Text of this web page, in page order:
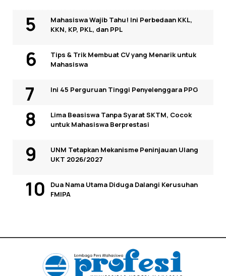
Mahasiswa Wajib Tahu! Ini Perbedaan KKL,
KKN, KP, PKL, dan PPL
Tips & Trik Membuat CV yang Menarik untuk
Mahasiswa
Ini 45 Perguruan Tinggi Penyelenggara PPG
Lima Beasiswa Tanpa Syarat SKTM, Cocok
untuk Mahasiswa Berprestasi
UNM Tetapkan Mekanisme Peninjauan Ulang
UKT 2026/2027
Dua Nama Utama Diduga Dalangi Kerusuhan
FMIPA